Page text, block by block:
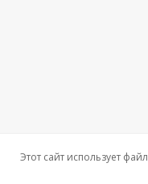
Этот сайт использует